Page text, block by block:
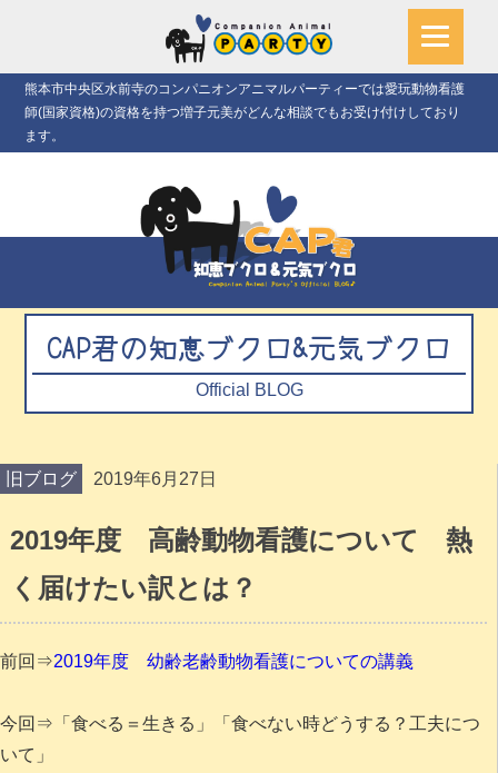
熊本市中央区水前寺のコンパニオンアニマルパーティーでは愛玩動物看護
師(国家資格)の資格を持つ増子元美がどんな相談でもお受け付けしており
ます。
CAP君の知恵ブクロ&元気ブクロ
Official BLOG
旧ブログ 2019年6月27日
2019年度 高齢動物看護について 熱
く届けたい訳とは？
前回⇒2019年度 幼齢老齢動物看護についての講義
今回⇒「食べる＝生きる」「食べない時どうする？工夫につ
いて」